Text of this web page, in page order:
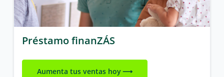
Préstamo finanZÁS
Aumenta tus ventas hoy